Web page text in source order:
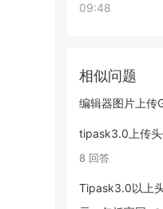
09:48
相似问题
编辑器图片上传
tipask3.0上传
8 回答
Tipask3.0以上